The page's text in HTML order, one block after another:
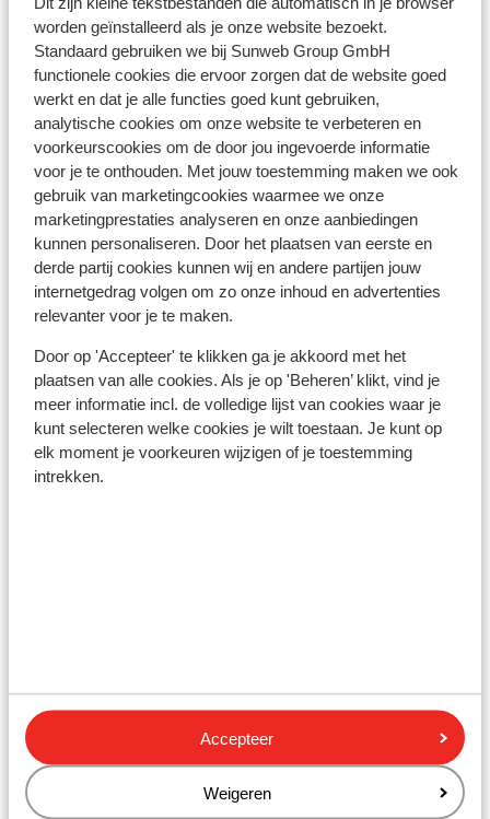
worden geïnstalleerd als je onze website bezoekt.
Standaard gebruiken we bij Sunweb Group GmbH
functionele cookies die ervoor zorgen dat de website goed
werkt en dat je alle functies goed kunt gebruiken,
analytische cookies om onze website te verbeteren en
voorkeurscookies om de door jou ingevoerde informatie
voor je te onthouden. Met jouw toestemming maken we ook
gebruik van marketingcookies waarmee we onze
marketingprestaties analyseren en onze aanbiedingen
kunnen personaliseren. Door het plaatsen van eerste en
derde partij cookies kunnen wij en andere partijen jouw
internetgedrag volgen om zo onze inhoud en advertenties
relevanter voor je te maken.
Door op 'Accepteer' te klikken ga je akkoord met het
plaatsen van alle cookies. Als je op 'Beheren’ klikt, vind je
meer informatie incl. de volledige lijst van cookies waar je
kunt selecteren welke cookies je wilt toestaan. Je kunt op
elk moment je voorkeuren wijzigen of je toestemming
intrekken.
Accepteer
Weigeren
een geldige identiteitskaart.
Heb je niet de Nederlandse nationaliteit, dan is het
belangrijk om na te vragen of er andere regels van
toepassing zijn. Dit vraag je na bij de ambassade van
het land waar je heen wilt en de landen waar je doorheen
reist.
Het reizen met de juiste documenten is jouw eigen
verantwoordelijkheid. Sunweb kan hiervoor niet
aansprakelijk worden gesteld.
Vaccinatie:
Voor actuele informatie betreffende vaccinaties en
andere gegevens over gezondheid en reizen vind je op
de site van LCR: https://www.lcr.nl/.
Alarmnummer:
juiste adres. De Griekse keuken is divers. In de Griekse
restaurants vind je zowel vlees- als visgerechten, maar
ook smaakvolle vegetarische gerechten. Denk maar
aan Gyros, Mousaka, Calamaris en Tzatziki. Trek in wat
anders? Ook dit is mogelijk. In de toeristische plaatsen